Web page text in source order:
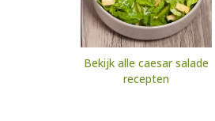
Bekijk alle caesar salade
recepten